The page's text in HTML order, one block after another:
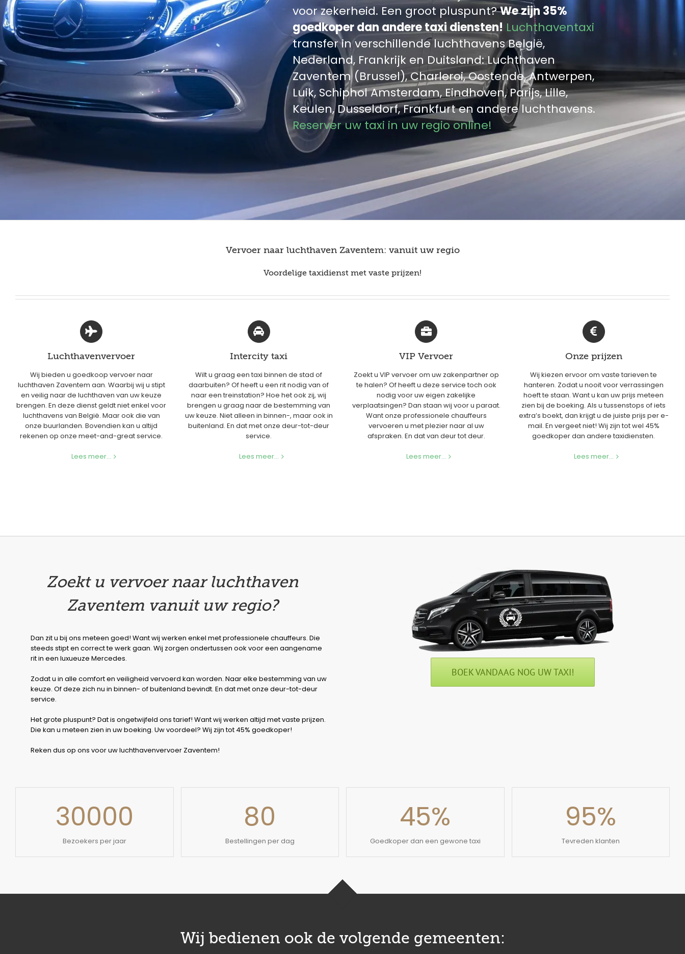
voor zekerheid. Een groot pluspunt?We zijn 35%
goedkoper dan andere taxi diensten! Luchthaventaxi
transfer in verschillende luchthavens België,
Nederland, Frankrijk en Duitsland: Luchthaven
Zaventem (Brussel), Charleroi, Oostende, Antwerpen,
Luik, Schiphol Amsterdam, Eindhoven, Parijs, Lille,
Keulen, Dusseldorf, Frankfurt en andere luchthavens.
Reserver uw taxi in uw regio online!
Vervoer naar luchthaven Zaventem: vanuit uw regio
Voordelige taxidienst met vaste prijzen!
Luchthavenvervoer
Wij bieden u goedkoop vervoer naar
luchthaven Zaventem aan. Waarbij wij u stipt
en veilig naar de luchthaven van uw keuze
brengen. En deze dienst geldt niet enkel voor
luchthavens van België. Maar ook die van
onze buurlanden. Bovendien kan u altijd
rekenen op onze meet-and-great service.
Lees meer...
Intercity taxi
Wilt u graag een taxi binnen de stad of
daarbuiten? Of heeft u een rit nodig van of
naar een treinstation? Hoe het ook zij, wij
brengen u graag naar de bestemming van
uw keuze. Niet alleen in binnen-, maar ook in
buitenland. En dat met onze deur-tot-deur
service.
Lees meer...
VIP Vervoer
Zoekt u VIP vervoer om uw zakenpartner op
te halen? Of heeft u deze service toch ook
nodig voor uw eigen zakelijke
verplaatsingen? Dan staan wij voor u paraat.
Want onze professionele chauffeurs
vervoeren u met plezier naar al uw
afspraken. En dat van deur tot deur.
Lees meer...
Onze prijzen
Wij kiezen ervoor om vaste tarieven te
hanteren. Zodat u nooit voor verrassingen
hoeft te staan. Want u kan uw prijs meteen
zien bij de boeking. Als u tussenstops of iets
extra’s boekt, dan krijgt u de juiste prijs per e-
mail. En vergeet niet! Wij zijn tot wel 45%
goedkoper dan andere taxidiensten.
Lees meer...
Zoekt u vervoer naar luchthaven
Zaventem vanuit uw regio?
Dan zit u bij ons meteen goed! Want wij werken enkel met professionele chauffeurs. Die
steeds stipt en correct te werk gaan. Wij zorgen ondertussen ook voor een aangename
rit in een luxueuze Mercedes.
Zodat u in alle comfort en veiligheid vervoerd kan worden. Naar elke bestemming van uw
keuze. Of deze zich nu in binnen- of buitenland bevindt. En dat met onze deur-tot-deur
service.
Het grote pluspunt? Dat is ongetwijfeld ons tarief! Want wij werken altijd met vaste prijzen.
Die kan u meteen zien in uw boeking. Uw voordeel? Wij zijn tot 45% goedkoper!
Reken dus op ons voor uw luchthavenvervoer Zaventem!
BOEK VANDAAG NOG UW TAXI!
30000
Bezoekers per jaar
80
Bestellingen per dag
45%
Goedkoper dan een gewone taxi
95%
Tevreden klanten
Wij bedienen ook de volgende gemeenten: